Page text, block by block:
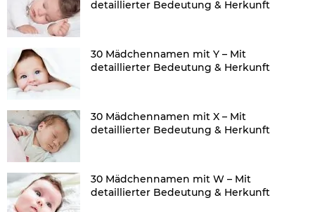
detaillierter Bedeutung & Herkunft
30 Mädchennamen mit Y – Mit
detaillierter Bedeutung & Herkunft
30 Mädchennamen mit X – Mit
detaillierter Bedeutung & Herkunft
30 Mädchennamen mit W – Mit
detaillierter Bedeutung & Herkunft